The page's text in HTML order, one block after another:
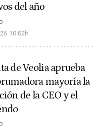
del año
10:02h
de Veolia aprueba
mayoría la
de la CEO y el